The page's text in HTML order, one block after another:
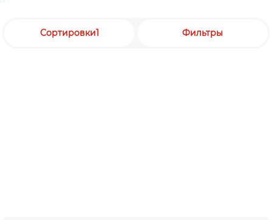
Сортировки1 Фильтры